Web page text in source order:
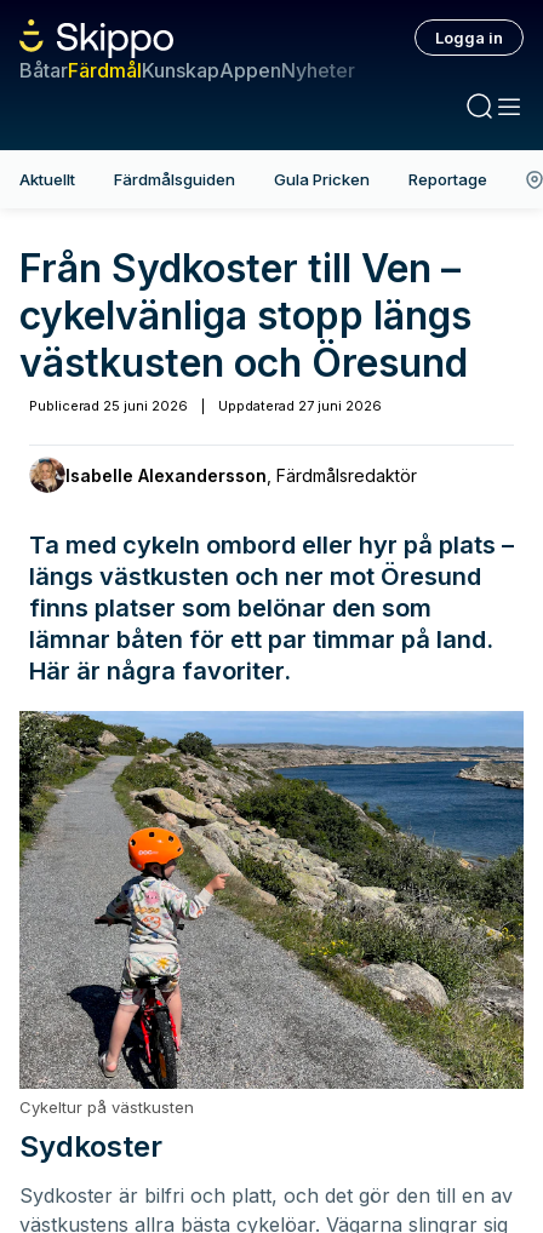
BåtarFärdmålKunskapAppenNyheter
Logga in
Aktuellt Färdmålsguiden Gula Pricken Reportage
Från Sydkoster till Ven –
cykelvänliga stopp längs
västkusten och Öresund
Publicerad 25 juni 2026 Uppdaterad 27 juni 2026
Isabelle Alexandersson Färdmålsredaktör
Ta med cykeln ombord eller hyr på plats –
längs västkusten och ner mot Öresund
finns platser som belönar den som
lämnar båten för ett par timmar på land.
Här är några favoriter.
Cykeltur på västkusten
Sydkoster
Sydkoster är bilfri och platt, och det gör den till en av
västkustens allra bästa cykelöar. Vägarna slingrar sig